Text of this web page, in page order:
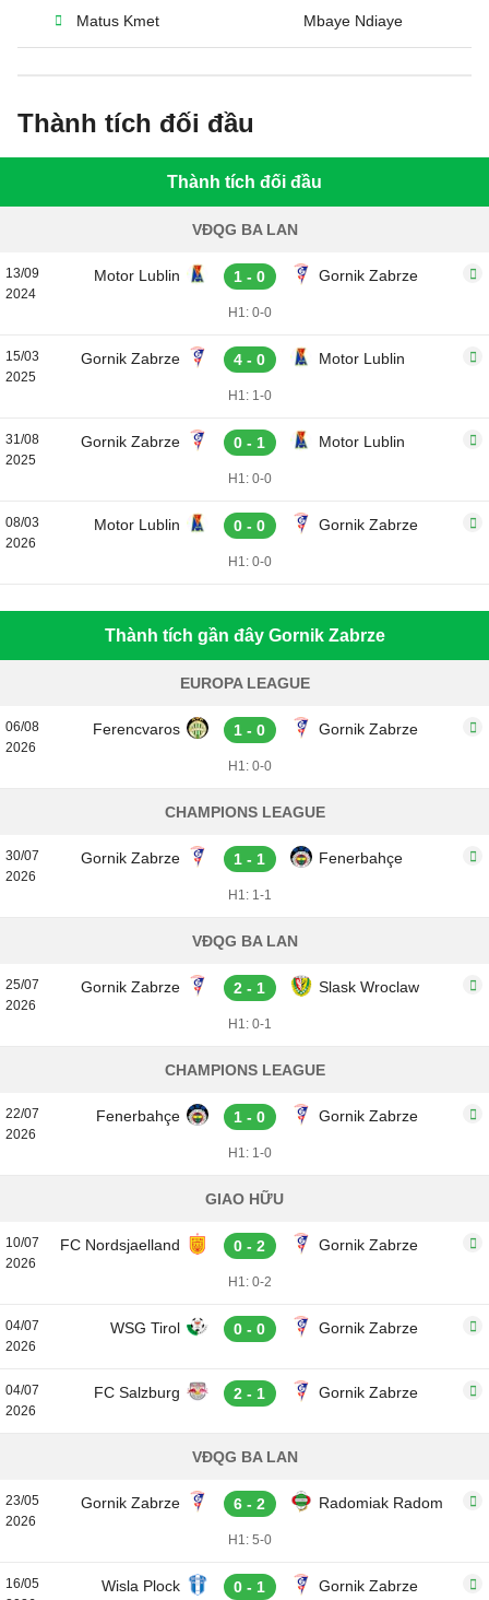
Matus Kmet Mbaye Ndiaye
Thành tích đối đầu
Thành tích đối đầu
VĐQG BA LAN
13/09
2024
Motor Lublin 1 - 0 Gornik Zabrze
H1: 0-0
15/03
2025
Gornik Zabrze 4 - 0 Motor Lublin
H1: 1-0
31/08
2025
Gornik Zabrze 0 - 1 Motor Lublin
H1: 0-0
08/03
2026
Motor Lublin 0 - 0 Gornik Zabrze
H1: 0-0
Thành tích gần đây Gornik Zabrze
EUROPA LEAGUE
06/08
2026
Ferencvaros 1 - 0 Gornik Zabrze
H1: 0-0
CHAMPIONS LEAGUE
30/07
2026
Gornik Zabrze 1 - 1 Fenerbahçe
H1: 1-1
VĐQG BA LAN
25/07
2026
Gornik Zabrze 2 - 1 Slask Wroclaw
H1: 0-1
CHAMPIONS LEAGUE
22/07
2026
Fenerbahçe 1 - 0 Gornik Zabrze
H1: 1-0
GIAO HỮU
10/07
2026
FC Nordsjaelland 0 - 2 Gornik Zabrze
H1: 0-2
04/07
2026
WSG Tirol 0 - 0 Gornik Zabrze
04/07
2026
FC Salzburg 2 - 1 Gornik Zabrze
VĐQG BA LAN
23/05
2026
Gornik Zabrze 6 - 2 Radomiak Radom
H1: 5-0
16/05
Wisla Plock 0 - 1 Gornik Zabrze